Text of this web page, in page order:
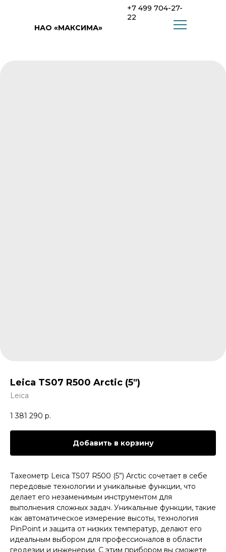
+7 499 704-27-
22
НАО «МАКСИМА»
Leica TS07 R500 Arctic (5")
Leica
1 381 290 р.
Добавить в корзину
Тахеометр Leica TS07 R500 (5”) Arctic сочетает в себе
передовые технологии и уникальные функции, что
делает его незаменимым инструментом для
выполнения сложных задач. Уникальные функции, такие
как автоматическое измерение высоты, технология
PinPoint и защита от низких температур, делают его
идеальным выбором для профессионалов в области
геодезии и инженерии. С этим прибором вы сможете